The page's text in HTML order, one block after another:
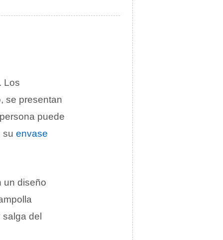
Los
se presentan
puede
su envase
un diseño
del